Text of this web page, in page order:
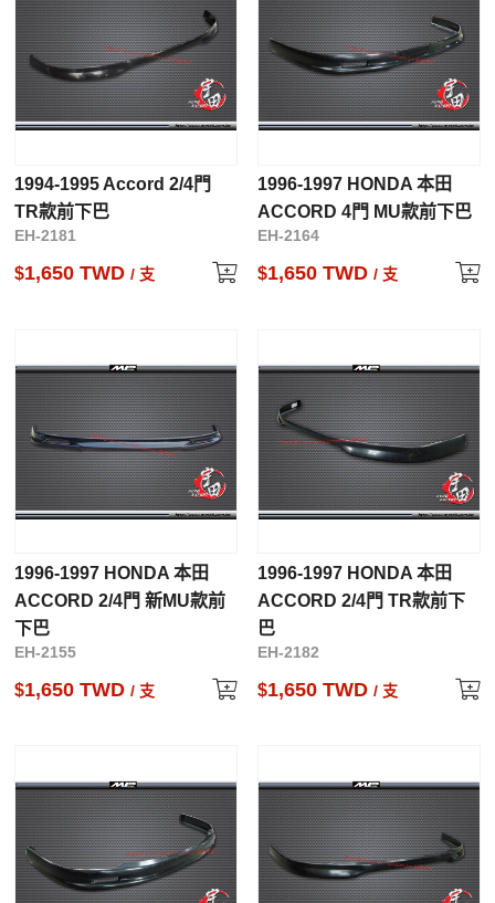
1994-1995 Accord 2/4門
TR款前下巴
EH-2181
$1,650 TWD/ 支
1996-1997 HONDA 本田
ACCORD 4門 MU款前下巴
EH-2164
$1,650 TWD/ 支
1996-1997 HONDA 本田
ACCORD 2/4門 新MU款前
下巴
EH-2155
$1,650 TWD/ 支
1996-1997 HONDA 本田
ACCORD 2/4門 TR款前下
巴
EH-2182
$1,650 TWD/ 支